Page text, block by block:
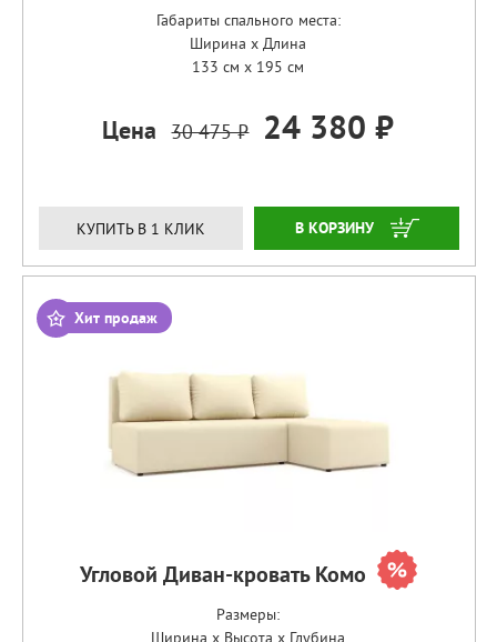
Габариты спального места:
Ширина x Длина
133 см x 195 см
Цена 30 475 ₽ 24 380 ₽
КУПИТЬ В 1 КЛИК ЗАКАЗАТЬ
Хит продаж
Угловой Диван-кровать Комо
Размеры:
Ширина x Высота x Глубина